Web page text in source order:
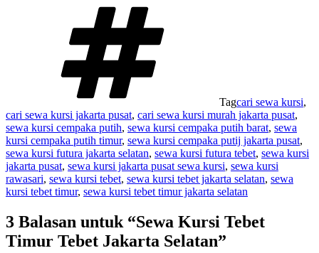
Tagcari sewa kursi,
cari sewa kursi jakarta pusat, cari sewa kursi murah jakarta pusat,
sewa kursi cempaka putih, sewa kursi cempaka putih barat, sewa
kursi cempaka putih timur, sewa kursi cempaka putij jakarta pusat,
sewa kursi futura jakarta selatan, sewa kursi futura tebet, sewa kursi
jakarta pusat, sewa kursi jakarta pusat sewa kursi, sewa kursi
rawasari, sewa kursi tebet, sewa kursi tebet jakarta selatan, sewa
kursi tebet timur, sewa kursi tebet timur jakarta selatan
3 Balasan untuk “Sewa Kursi Tebet
Timur Tebet Jakarta Selatan”